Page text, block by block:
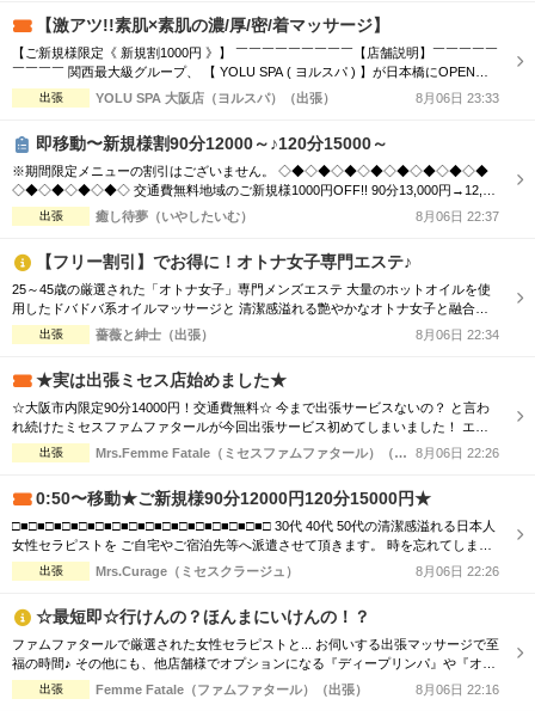
【激アツ!!素肌×素肌の濃/厚/密/着マッサージ】
【ご新規様限定《 新規割1000円 》】 ￣￣￣￣￣￣￣￣￣【店舗説明】￣￣￣￣￣
￣￣￣￣ 関西最大級グループ、 【 YOLU SPA ( ヨルスパ ) 】が日本橋にOPEN！
あなたの常識を超える、 「五感ブチヌクとびきり体験」を提供いたします。 お客
様に、選ばれる、愛される、ハマってしまう、 そんな” エリアNo.1 ” メンズエステ
出張 YOLU SPA 大阪店（ヨルスパ）（出張） 8月06日 23:33
即移動〜新規様割90分12000～♪120分15000～
※期間限定メニューの割引はございません。 ◇◆◇◆◇◆◇◆◇◆◇◆◇◆◇◆
◇◆◇◆◇◆◇◆◇ 交通費無料地域のご新規様1000円OFF!! 90分13,000円→12,00
0円 120分16,000円→15,000円 150分20,000円→19,000円 ※指名料別途 ◇◆◇◆◇
◆◇◆◇◆◇◆◇◆◇◆◇◆◇◆◇◆◇◆◇ 市内の交通費を頂く地域のご新規様1
出張 癒し待夢（いやしたいむ） 8月06日 22:37
【フリー割引】でお得に！オトナ女子専門エステ♪
25～45歳の厳選された「オトナ女子」専門メンズエステ 大量のホットオイルを使
用したドバドバ系オイルマッサージと 清潔感溢れる艶やかなオトナ女子と融合
で、優雅なひと時をお楽しみください。 【新規割引】ご新規様にお得♪ ご新規様限
定で総額から『3,000円』割引！ 90分 16,500円 → 13,500円（税込） 120分
出張 薔薇と紳士（出張） 8月06日 22:34
★実は出張ミセス店始めました★
☆大阪市内限定90分14000円！交通費無料☆ 今まで出張サービスないの？ と言わ
れ続けたミセスファムファタールが今回出張サービス初めてしまいました！ エリ
アによっては交通費の差が出ますので詳細はTELにてお伝えさせて頂きます。 90
分コース14000円 120分コース18000円 でのご案内☆ 是非この機会に一度お電話お
出張 Mrs.Femme Fatale（ミセスファムファタール）（出張）8月06日 22:26
0:50〜移動★ご新規様90分12000円120分15000円★
□■□■□■□■□■□■□■□■□■□■□■□■□■□■□■□ 30代 40代 50代の清潔感溢れる日本人
女性セラピストを ご自宅やご宿泊先等へ派遣させて頂きます。 時を忘れてしまう
程の癒しと心のこもった おもてなしをお届けします。 □■□■□■□■□■□■□■□■□■□
■□■□■□■□■□■□ お客様の日々のお疲れやストレスを心身共に癒す為 優しさ・気
出張 Mrs.Curage（ミセスクラージュ） 8月06日 22:26
☆最短即☆行けんの？ほんまにいけんの！？
ファムファタールで厳選された女性セラピストと... お伺いする出張マッサージで至
福の時間♪ その他にも、他店舗様でオプションになる『ディープリンパ』や『オイ
ル増量』などメンズエステでは必須とも言えるサービスも当店では基本コースに含
まれております。 その為、「コース料金に+αで支払わなければお楽しみいただけ
出張 Femme Fatale（ファムファタール）（出張） 8月06日 22:16